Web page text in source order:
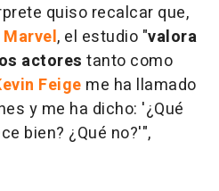
quiso recalcar que,
, el estudio "valora
actores tanto como
Feige me ha llamado
y me ha dicho: '¿Qué
bien? ¿Qué no?'",